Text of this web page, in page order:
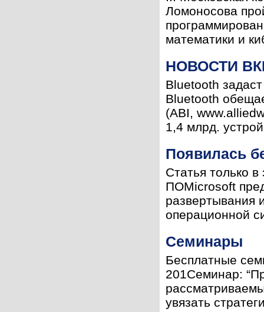
Ломоносова
математики и
НОВОСТИ
Bluetooth
Bluetooth
(ABI,
1,4 млрд.
Появилась
Статья только
ПОMicrosoft
развертывания
операционной
Семинары
Бесплатные
201Семинар:
увязать